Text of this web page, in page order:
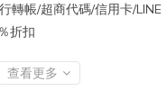
轉帳/超商代碼/信用卡/LINE
折扣
查看更多